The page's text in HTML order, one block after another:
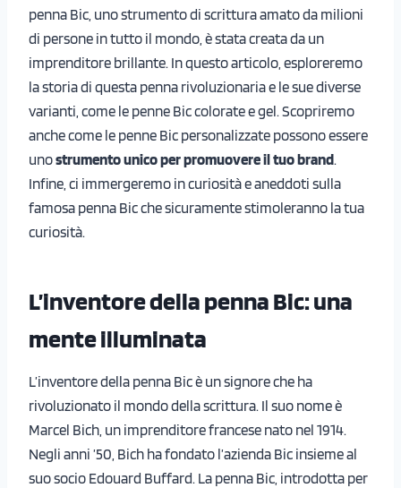
penna Bic, uno strumento di scrittura amato da milioni
di persone in tutto il mondo, è stata creata da un
imprenditore brillante. In questo articolo, esploreremo
la storia di questa penna rivoluzionaria e le sue diverse
varianti, come le penne Bic colorate e gel. Scopriremo
anche come le penne Bic personalizzate possono essere
unostrumento unico per promuovere il tuo brand.
Infine, ci immergeremo in curiosità e aneddoti sulla
famosa penna Bic che sicuramente stimoleranno la tua
curiosità.
L’inventore della penna Bic: una
mente illuminata
L’inventore della penna Bic è un signore che ha
rivoluzionato il mondo della scrittura. Il suo nome è
Marcel Bich, un imprenditore francese nato nel 1914.
Negli anni ’50, Bich ha fondato l’azienda Bic insieme al
suo socio Edouard Buffard. La penna Bic, introdotta per